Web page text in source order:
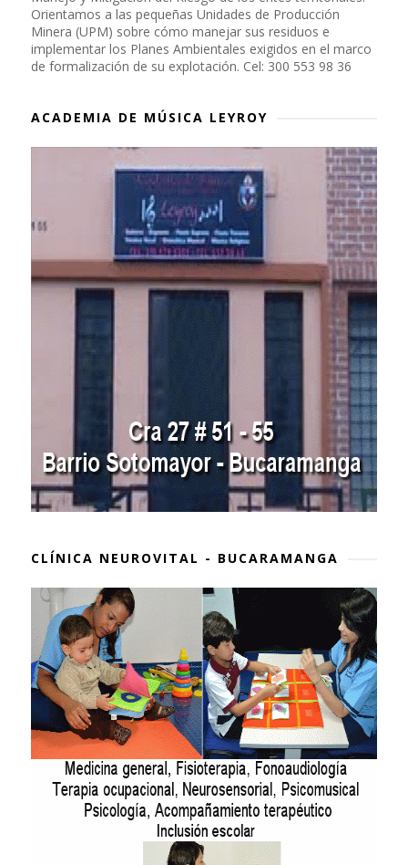
Orientamos a las pequeñas Unidades de Producción
Minera (UPM) sobre cómo manejar sus residuos e
implementar los Planes Ambientales exigidos en el marco
de formalización de su explotación. Cel: 300 553 98 36
ACADEMIA DE MÚSICA LEYROY
CLÍNICA NEUROVITAL - BUCARAMANGA